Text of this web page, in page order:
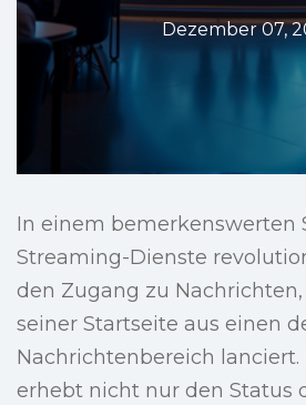
Dezember 07,
In einem bemerkenswerten
Streaming-Dienste
den Zugang zu
seiner Startseite aus einen
Nachrichtenbereich lanciert.
erhebt nicht nur den Status